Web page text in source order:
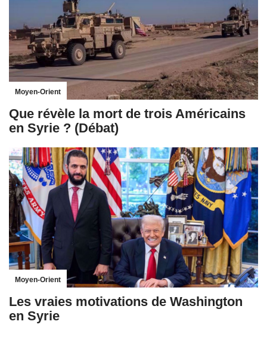
Moyen-Orient
Que révèle la mort de trois Américains
en Syrie ? (Débat)
Moyen-Orient
Les vraies motivations de Washington
en Syrie